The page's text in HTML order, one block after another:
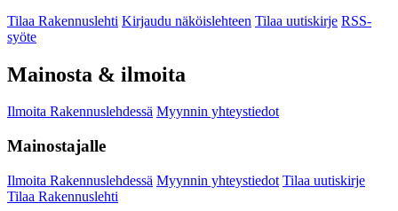
Tilaa Rakennuslehti Kirjaudu näköislehteen Tilaa uutiskirje RSS-
syöte
Mainosta & ilmoita
Ilmoita Rakennuslehdessä Myynnin yhteystiedot
Mainostajalle
Ilmoita Rakennuslehdessä Myynnin yhteystiedot Tilaa uutiskirje
Tilaa Rakennuslehti